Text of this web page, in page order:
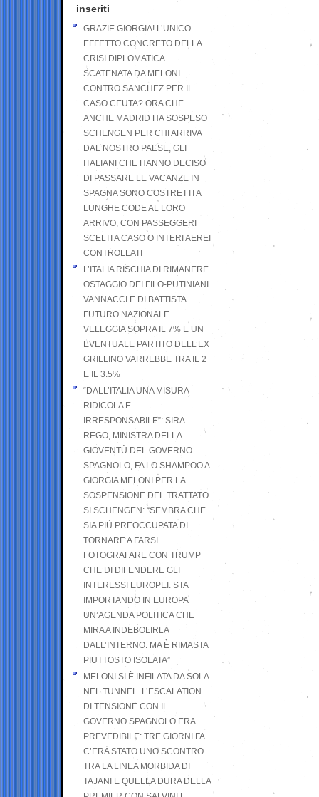
inseriti
GRAZIE GIORGIA! L’UNICO
EFFETTO CONCRETO DELLA
CRISI DIPLOMATICA
SCATENATA DA MELONI
CONTRO SANCHEZ PER IL
CASO CEUTA? ORA CHE
ANCHE MADRID HA SOSPESO
SCHENGEN PER CHI ARRIVA
DAL NOSTRO PAESE, GLI
ITALIANI CHE HANNO DECISO
DI PASSARE LE VACANZE IN
SPAGNA SONO COSTRETTI A
LUNGHE CODE AL LORO
ARRIVO, CON PASSEGGERI
SCELTI A CASO O INTERI AEREI
CONTROLLATI
L’ITALIA RISCHIA DI RIMANERE
OSTAGGIO DEI FILO-PUTINIANI
VANNACCI E DI BATTISTA.
FUTURO NAZIONALE
VELEGGIA SOPRA IL 7% E UN
EVENTUALE PARTITO DELL’EX
GRILLINO VARREBBE TRA IL 2
E IL 3.5%
“DALL’ITALIA UNA MISURA
RIDICOLA E
IRRESPONSABILE”: SIRA
REGO, MINISTRA DELLA
GIOVENTÙ DEL GOVERNO
SPAGNOLO, FA LO SHAMPOO A
GIORGIA MELONI PER LA
SOSPENSIONE DEL TRATTATO
SI SCHENGEN: “SEMBRA CHE
SIA PIÙ PREOCCUPATA DI
TORNARE A FARSI
FOTOGRAFARE CON TRUMP
CHE DI DIFENDERE GLI
INTERESSI EUROPEI. STA
IMPORTANDO IN EUROPA
UN’AGENDA POLITICA CHE
MIRA A INDEBOLIRLA
DALL’INTERNO. MA È RIMASTA
PIUTTOSTO ISOLATA”
MELONI SI È INFILATA DA SOLA
NEL TUNNEL. L’ESCALATION
DI TENSIONE CON IL
GOVERNO SPAGNOLO ERA
PREVEDIBILE: TRE GIORNI FA
C’ERA STATO UNO SCONTRO
TRA LA LINEA MORBIDA DI
TAJANI E QUELLA DURA DELLA